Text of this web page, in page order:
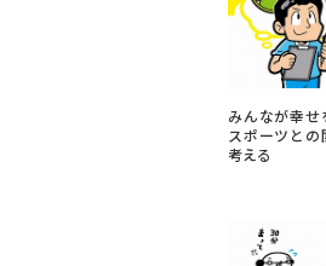
このサイト
受付内容・発送状況の確認
テレメ
みんなが幸せ
スポーツとの
考える